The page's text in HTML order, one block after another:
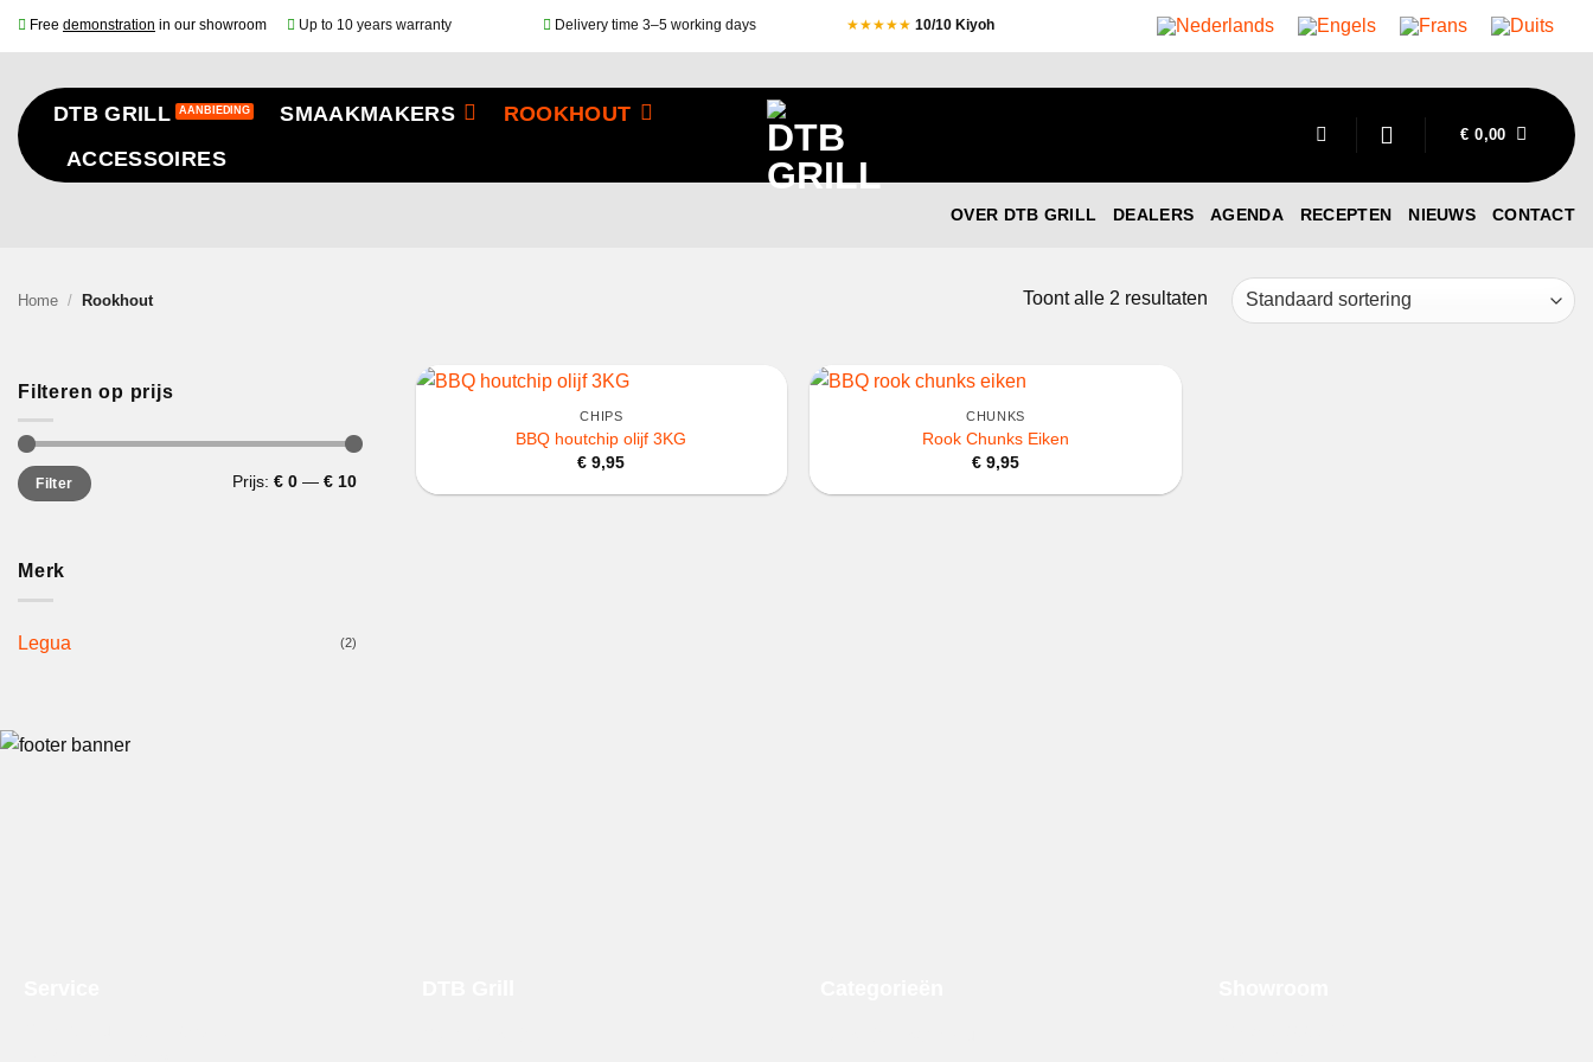
Free demonstration in our showroom Up to 10 years warranty Delivery time 3–5 working days ★★★★★ 10/10 Kiyoh
DTB GRILL SMAAKMAKERS
ROOKHOUT
ACCESSOIRES
€ 0,00
OVER DTB GRILL DEALERS AGENDA RECEPTEN NIEUWS CONTACT
Home / Rookhout Toont alle 2 resultaten
Filteren op prijs
Min.
prijs
Max.
prijsFilter Prijs: € 0 — € 10
Merk
Legua (2)
+
CHIPS
BBQ houtchip olijf 3KG
€ 9,95
+
CHUNKS
Rook Chunks Eiken
€9,95